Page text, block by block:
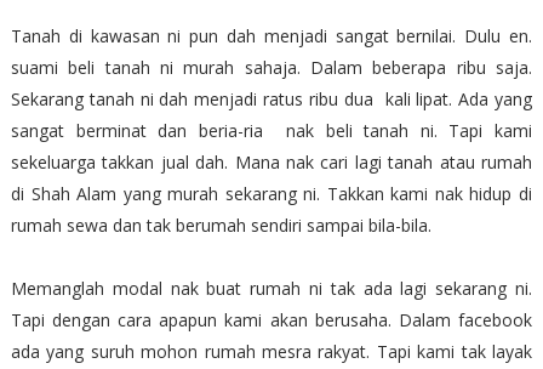
Tanah di kawasan ni pun dah menjadi sangat bernilai. Dulu en.
suami beli tanah ni murah sahaja. Dalam beberapa ribu saja.
Sekarang tanah ni dah menjadi ratus ribu dua kali lipat. Ada yang
sangat berminat dan beria-ria nak beli tanah ni. Tapi kami
sekeluarga takkan jual dah. Mana nak cari lagi tanah atau rumah
di Shah Alam yang murah sekarang ni. Takkan kami nak hidup di
rumah sewa dan tak berumah sendiri sampai bila-bila.
Memanglah modal nak buat rumah ni tak ada lagi sekarang ni.
Tapi dengan cara apapun kami akan berusaha. Dalam facebook
ada yang suruh mohon rumah mesra rakyat. Tapi kami tak layak